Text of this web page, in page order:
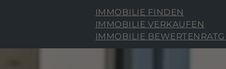
IMMOBILIE FINDEN
IMMOBILIE VERKAUFEN
IMMOBILIE BEWERTEN